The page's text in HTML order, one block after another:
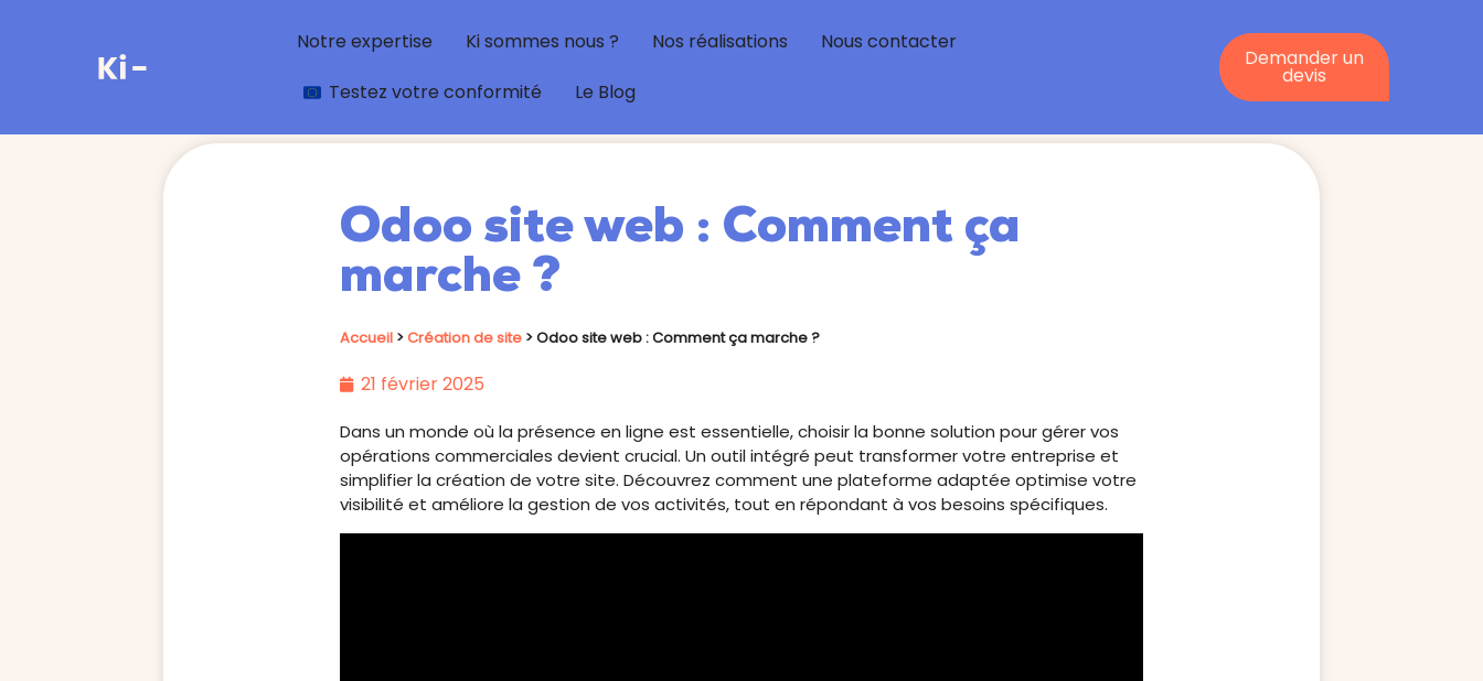
Notre expertise Ki sommes nous ? Nos réalisations
Nous contacter
Testez votre conformité
Le Blog
Demander un
devis
Odoo site web​ : Comment ça
marche ?
Accueil >Création de site >Odoo site web​ : Comment ça marche ?
21 février 2025
Dans un monde où la présence en ligne est essentielle, choisir la bonne solution pour gérer vos
opérations commerciales devient crucial. Un outil intégré peut transformer votre entreprise et
simplifier la création de votre site. Découvrez comment une plateforme adaptée optimise votre
visibilité et améliore la gestion de vos activités, tout en répondant à vos besoins spécifiques.